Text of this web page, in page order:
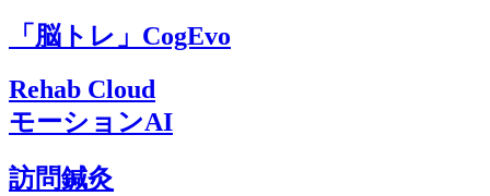
「脳トレ」CogEvo
Rehab Cloud
モーションAI
訪問鍼灸